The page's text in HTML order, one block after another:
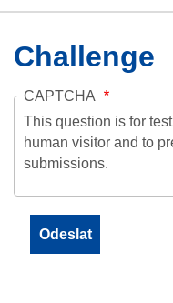
Challenge
CAPTCHA
This question is for
human visitor and to
submissions.